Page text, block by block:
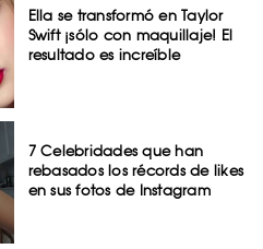
Ella se transformó en Taylor
Swift ¡sólo con maquillaje! El
resultado es increíble
7 Celebridades que han
rebasados los récords de likes
en sus fotos de Instagram